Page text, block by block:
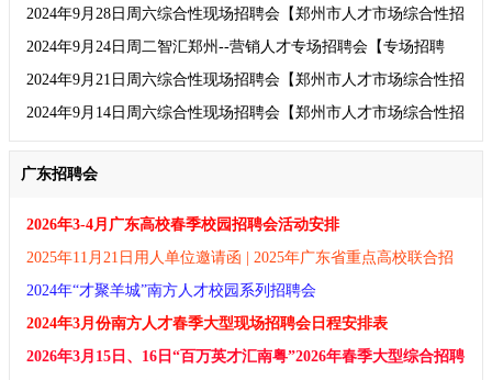
2024年9月28日周六综合性现场招聘会【郑州市人才市场综合性招
聘会】
2024年9月24日周二智汇郑州--营销人才专场招聘会【专场招聘
会】
2024年9月21日周六综合性现场招聘会【郑州市人才市场综合性招
聘会】
2024年9月14日周六综合性现场招聘会【郑州市人才市场综合性招
广东招聘会
2026年3-4月广东高校春季校园招聘会活动安排
2025年11月21日用人单位邀请函 | 2025年广东省重点高校联合招
聘
2024年“才聚羊城”南方人才校园系列招聘会
2024年3月份南方人才春季大型现场招聘会日程安排表
2026年3月15日、16日“百万英才汇南粤”2026年春季大型综合招聘